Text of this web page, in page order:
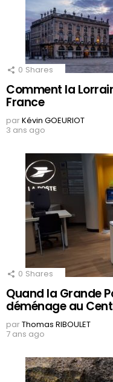
0 Shares
Comment la
France
parKévin GOEURIOT
3 ans ago
0 Shares
Quand la Grande
déménage au
parThomas RIBOULET
7 ans ago